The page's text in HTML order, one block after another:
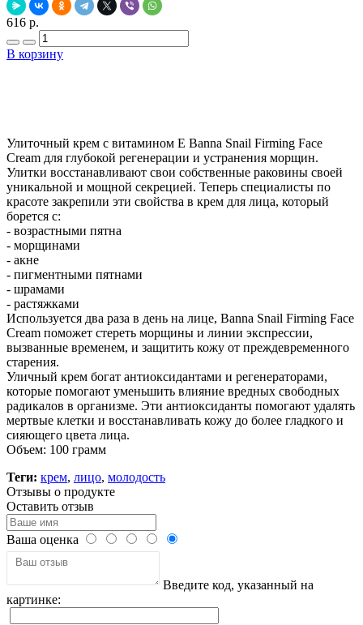
616 р.
В корзину
Улиточный крем с витамином Е Banna Snail Firming Face
Cream для глубокой регенерации и устранения морщин.
Улитки восстанавливают свои собственные раковины своей
уникальной и мощной секрецией. Теперь специалисты по
красоте закрепили эти свойства в крем для лица, который
борется с:
- возрастными пятна
- морщинами
- акне
- пигментными пятнами
- шрамами
- растяжками
Используется два раза в день на лице, Banna Snail Firming Face
Cream поможет стереть морщины и линии экспрессии,
вызванные временем, и защитить кожу от преждевременного
старения.
Уличный крем богат антиоксидантами и регенераторами,
которые помогают уменьшить влияние вредных свободных
радикалов в организме. Эти антиоксиданты помогают удалять
мертвые клетки и восстанавливать кожу до более гладкого и
сияющего цвета лица.
Объем: 100 грамм
Теги: крем, лицо, молодость
Отзывы о продукте
Оставить отзыв
Ваша оценка
Введите код, указанный на
картинке: